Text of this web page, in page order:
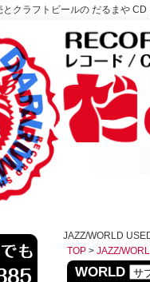
クラフトビールの だるまや
JAZZ/WORLD
TOP > JAZZ/
WORLD